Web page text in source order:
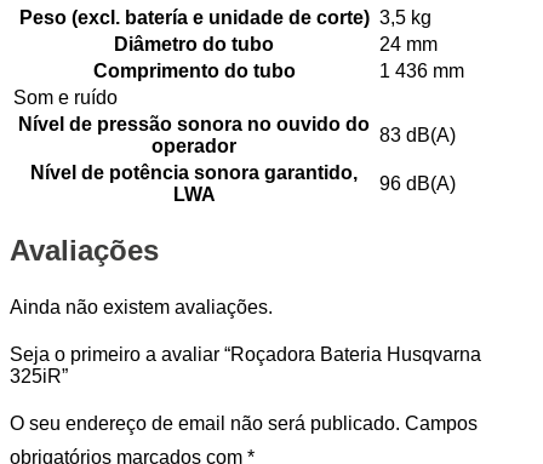
Peso (excl. batería e unidade de corte) 3,5 kg
Diâmetro do tubo
24 mm
Comprimento do tubo
1 436 mm
Som e ruído
Nível de pressão sonora no ouvido do
operador
83 dB(A)
Nível de potência sonora garantido,
LWA
96 dB(A)
Avaliações
Ainda não existem avaliações.
Seja o primeiro a avaliar “Roçadora Bateria Husqvarna
325iR”
O seu endereço de email não será publicado. Campos
obrigatórios marcados com *